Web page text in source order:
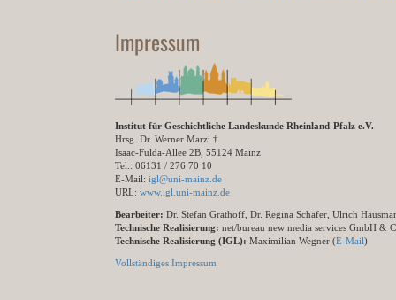
Impressum
Institut für Geschichtliche Landeskunde Rheinland-Pfalz e.V.
Hrsg. Dr. Werner Marzi †
Isaac-Fulda-Allee 2B, 55124 Mainz
Tel.: 06131 / 276 70 10
E-Mail: igl@uni-mainz.de
URL: www.igl.uni-mainz.de
Bearbeiter: Dr. Stefan Grathoff, Dr. Regina Schäfer, Ulrich
Technische Realisierung: net/bureau new media services GmbH &
Technische Realisierung (IGL): Maximilian Wegner (E-Mail)
Vollständiges Impressum